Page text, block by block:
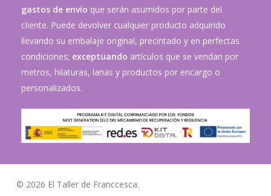
gastos de envío que serán asumidos por parte del
cliente. Puede devolver cualquier producto adquirido
llevando su embalaje original, precintado y en perfectas
condiciones; exceptuando artículos que se vendan por
metros, hilaturas, lanas y productos por encargo o
personalizados.
© 2026 El Taller de Franccesca.